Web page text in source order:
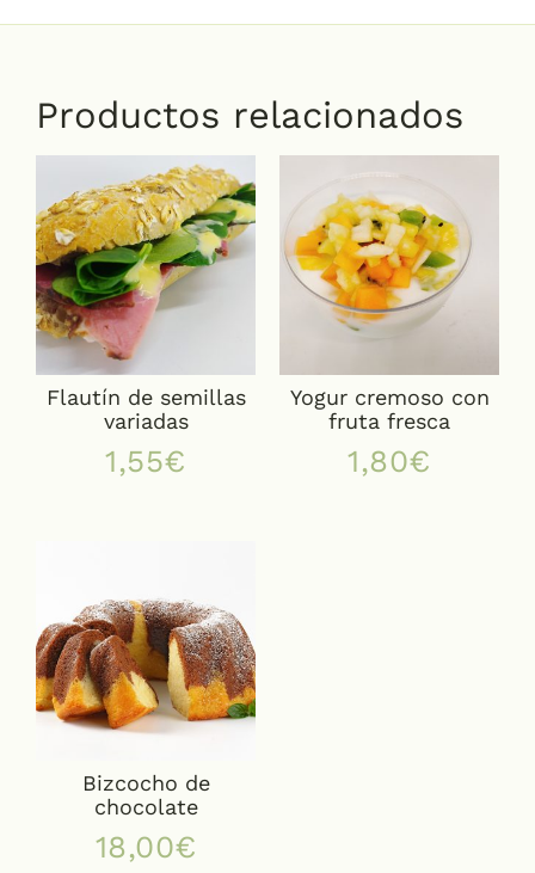
Productos relacionados
Flautín de semillas
variadas
1,55€
Yogur cremoso con
fruta fresca
1,80€
Bizcocho de
chocolate
18,00€